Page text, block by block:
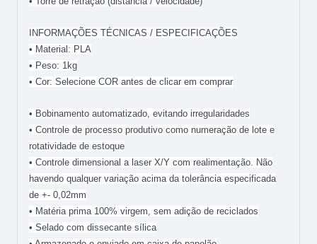
INFORMAÇÕES TÉCNICAS / ESPECIFICAÇÕES
• Material: PLA
• Peso: 1kg
• Cor: Selecione COR antes de clicar em comprar
• Bobinamento automatizado, evitando irregularidades
• Controle de processo produtivo como numeração de lote e
rotatividade de estoque
• Controle dimensional a laser X/Y com realimentação. Não
havendo qualquer variação acima da tolerância especificada
de +- 0,02mm
• Matéria prima 100% virgem, sem adição de reciclados
• Selado com dissecante sílica